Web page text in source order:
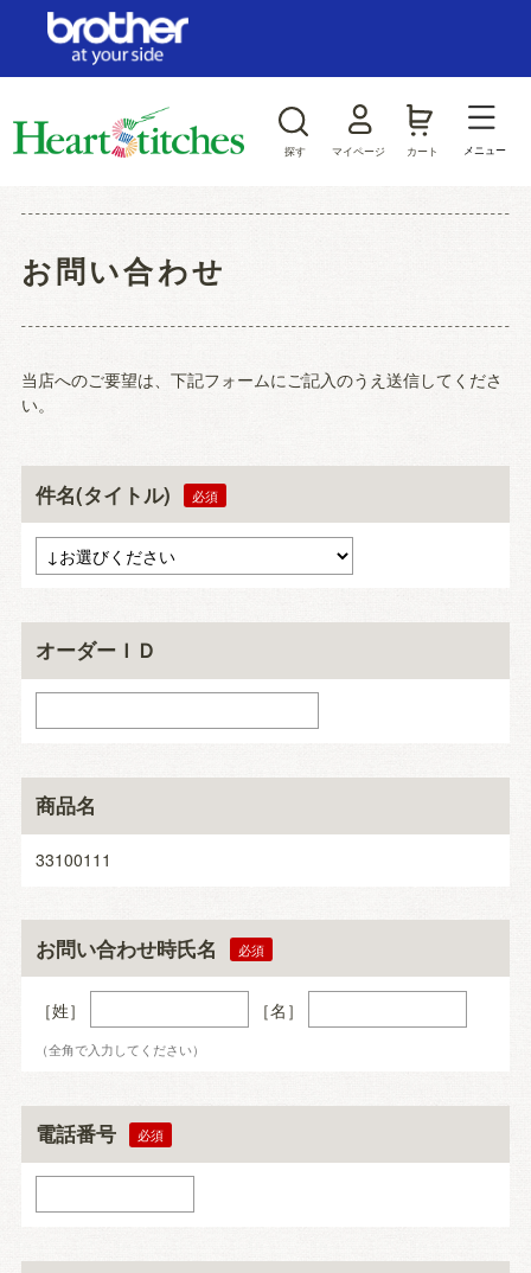
探す マイページ カート メニュー
お問い合わせ
当店へのご要望は、下記フォームにご記入のうえ送信してくださ
い。
件名(タイトル)
オーダーＩＤ
商品名
33100111
お問い合わせ時氏名
［姓］ ［名］
（全角で入力してください）
電話番号
ログイン/新規会員登録
ジャンルから探す